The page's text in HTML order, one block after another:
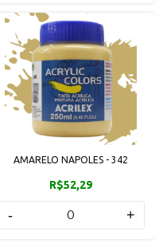
AMARELO NAPOLES - 342
R$52,29
- +